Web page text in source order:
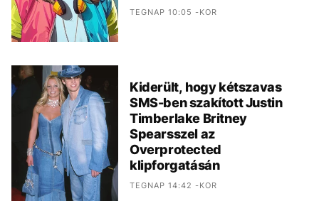
TEGNAP 10:05 -KOR
Kiderült, hogy kétszavas
SMS-ben szakított Justin
Timberlake Britney
Spearsszel az
Overprotected
klipforgatásán
TEGNAP 14:42 -KOR